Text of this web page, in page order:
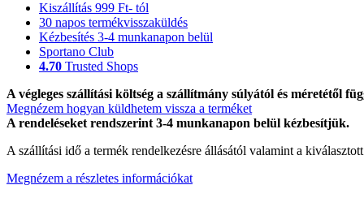
Kiszállítás 999 Ft- tól
30 napos termékvisszaküldés
Kézbesítés 3-4 munkanapon belül
Sportano Club
4.70 Trusted Shops
A végleges szállítási költség a szállítmány súlyától és méretétől
Megnézem hogyan küldhetem vissza a terméket
A rendeléseket rendszerint 3-4 munkanapon belül kézbesítjük.
A szállítási idő a termék rendelkezésre állásától valamint a
Megnézem a részletes információkat